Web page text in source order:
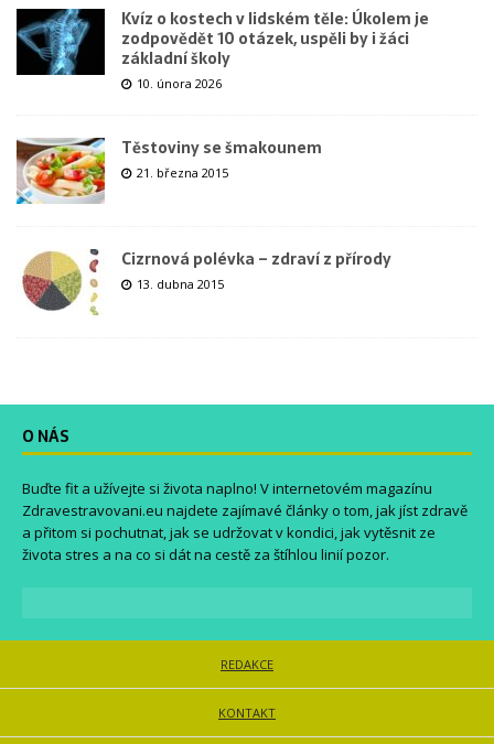
Kvíz o kostech v lidském těle: Úkolem je
zodpovědět 10 otázek, uspěli by i žáci
základní školy
10. února 2026
Těstoviny se šmakounem
21. března 2015
Cizrnová polévka – zdraví z přírody
13. dubna 2015
O NÁS
Buďte fit a užívejte si života naplno! V internetovém magazínu
Zdravestravovani.eu najdete zajímavé články o tom, jak jíst zdravě
a přitom si pochutnat, jak se udržovat v kondici, jak vytěsnit ze
života stres a na co si dát na cestě za štíhlou linií pozor.
REDAKCE
KONTAKT